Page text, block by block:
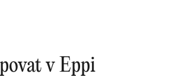
v Eppi